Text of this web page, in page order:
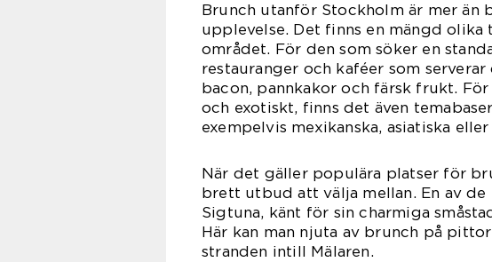
Brunch utanför Stockholm är mer än
upplevelse. Det finns en mängd
området. För den som söker en
restauranger och kaféer som
bacon, pannkakor och färsk frukt.
och exotiskt, finns det även
exempelvis mexikanska, asiatiska
När det gäller populära platser för
brett utbud att välja mellan. En av
Sigtuna, känt för sin charmiga
Här kan man njuta av brunch på
stranden intill Mälaren.